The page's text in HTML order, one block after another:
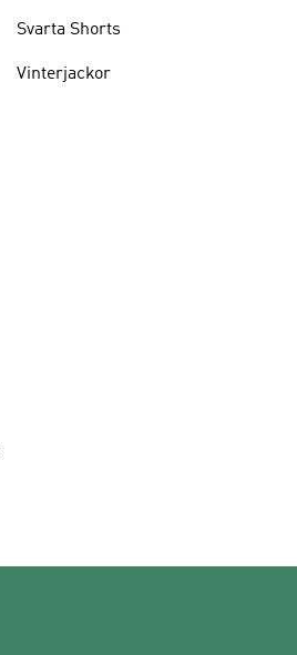
Svarta Shorts
Vinterjackor